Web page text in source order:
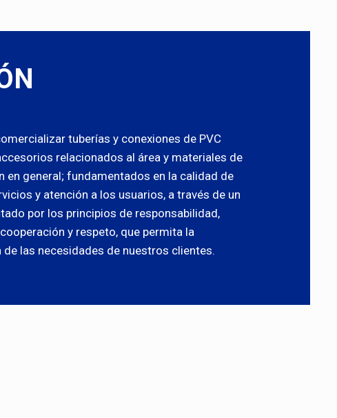
tuberías y conexiones de PVC
relacionados al área y materiales de
en general; fundamentados en la calidad de
y atención a los usuarios, a través de un
por los principios de responsabilidad,
y respeto, que permita la
las necesidades de nuestros clientes.